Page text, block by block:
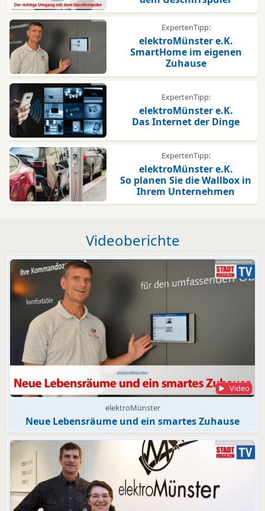
ExpertenTipp:
elektroMünster e.K.
SmartHome im eigenen
Zuhause
ExpertenTipp:
elektroMünster e.K.
Das Internet der Dinge
ExpertenTipp:
elektroMünster e.K.
So planen Sie die Wallbox in
Ihrem Unternehmen
Videoberichte
Video
elektroMünster
Neue Lebensräume und ein smartes Zuhause